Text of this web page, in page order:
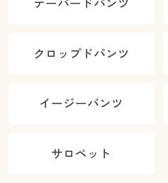
テーパードパンツ
クロップドパンツ
イージーパンツ
サロペット